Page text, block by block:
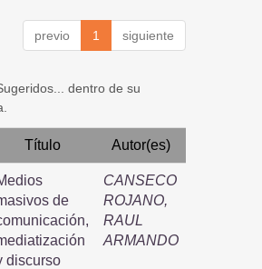
previo 1 siguiente
dentro de su
Título Autor(es)
de
discurso
CANSECO
ROJANO,
RAUL
ARMANDO